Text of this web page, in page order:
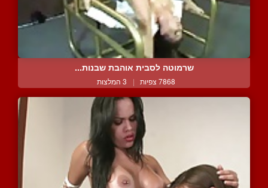
שרמוטה לסבית אוהבת שבנות...
7868 צפיות | 3 המלצות